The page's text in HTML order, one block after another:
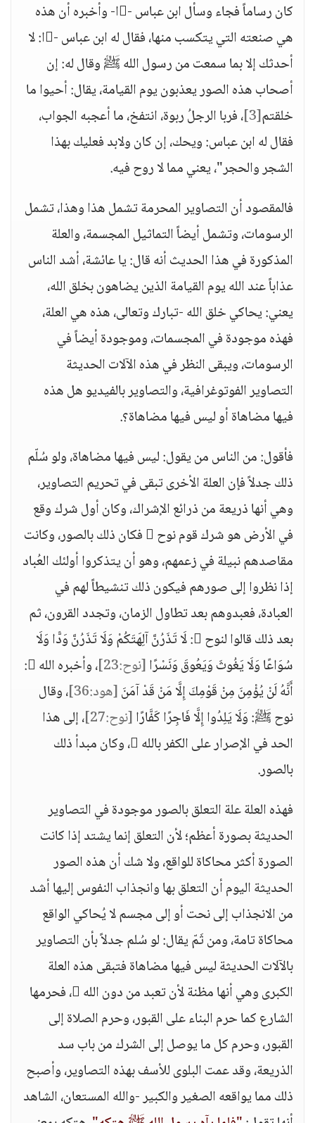
كان رساماً فجاء وسأل ابن عباس -ا- وأخبره أن هذه
هي صنعته التي يتكسب منها، فقال له ابن عباس -ا: لا
أحدثك إلا بما سمعت من رسول الله ﷺ وقال له: إن
أصحاب هذه الصور يعذبون يوم القيامة، يقال: أحيوا ما
خلقتم[3] ، فربا الرجلُ ربوة، انتفخ، ما أعجبه الجواب،
فقال له ابن عباس: ويحك، إن كان ولابد فعليك بهذا
الشجر والحجر"، يعني مما لا روح فيه.
فالمقصود أن التصاوير المحرمة تشمل هذا وهذا، تشمل
الرسومات، وتشمل أيضاً التماثيل المجسمة، والعلة
المذكورة في هذا الحديث أنه قال: يا عائشة، أشد الناس
عذاباً عند الله يوم القيامة الذين يضاهون بخلق الله،
يعني: يحاكي خلق الله -تبارك وتعالى، هذه هي العلة،
فهذه موجودة في المجسمات، وموجودة أيضاً في
الرسومات، ويبقى النظر في هذه الآلات الحديثة
التصاوير الفوتوغرافية، والتصاوير بالفيديو هل هذه
فيها مضاهاة أو ليس فيها مضاهاة؟.
فأقول: من الناس من يقول: ليس فيها مضاهاة، ولو سُلّم
ذلك جدلاً فإن العلة الأخرى تبقى في تحريم التصاوير،
وهي أنها ذريعة من ذرائع الإشراك، وكان أول شرك وقع
في الأرض هو شرك قوم نوح  فكان ذلك بالصور، وكانت
مقاصدهم نبيلة في زعمهم، وهو أن يتذكروا أولئك العُباد
إذا نظروا إلى صورهم فيكون ذلك تنشيطاً لهم في
العبادة، فعبدوهم بعد تطاول الزمان، وتجدد القرون، ثم
بعد ذلك قالوا لنوح : لَا تَذَرُنَّ آلِهَتَكُمْ وَلَا تَذَرُنَّ وَدًّا وَلَا
سُوَاعًا وَلَا يَغُوثَ وَيَعُوقَ وَنَسْرًا[نوح:23]
، وأخبره الله :
أَنَّهُ لَنْ يُؤْمِنَ مِنْ قَوْمِكَ إِلَّا مَنْ قَدْ آمَنَ[هود:36]
، وقال
نوح ﷺ: وَلَا يَلِدُوا إِلَّا فَاجِرًا كَفَّارًا[نوح:27]
، إلى هذا
الحد في الإصرار على الكفر بالله ، وكان مبدأ ذلك
بالصور.
فهذه العلة علة التعلق بالصور موجودة في التصاوير
الحديثة بصورة أعظم؛ لأن التعلق إنما يشتد إذا كانت
الصورة أكثر محاكاة للواقع، ولا شك أن هذه الصور
الحديثة اليوم أن التعلق بها وانجذاب النفوس إليها أشد
من الانجذاب إلى نحت أو إلى مجسم لا يُحاكي الواقع
محاكاة تامة، ومن ثَمّ يقال: لو سُلم جدلاً بأن التصاوير
بالآلات الحديثة ليس فيها مضاهاة فتبقى هذه العلة
الكبرى وهي أنها مظنة لأن تعبد من دون الله ، فحرمها
الشارع كما حرم البناء على القبور، وحرم الصلاة إلى
القبور، وحرم كل ما يوصل إلى الشرك من باب سد
الذريعة، وقد عمت البلوى للأسف بهذه التصاوير، وأصبح
ذلك مما يواقعه الصغير والكبير -والله المستعان، الشاهد